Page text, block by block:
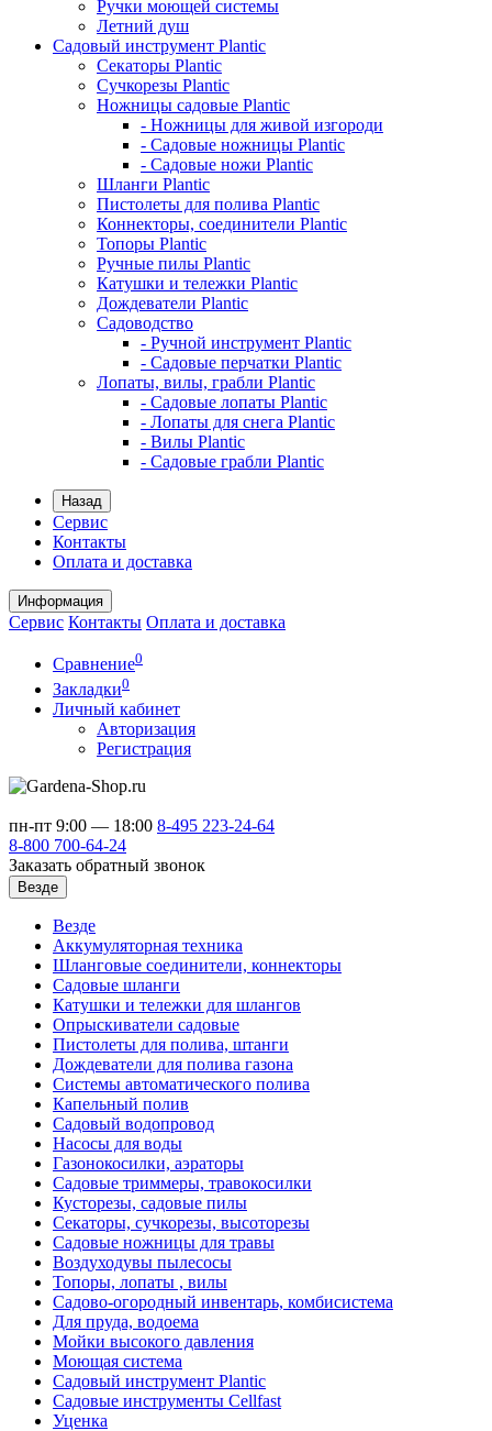
Ручки моющей системы
Летний душ
Садовый инструмент Plantic
Секаторы Plantic
Сучкорезы Plantic
Ножницы садовые Plantic
- Ножницы для живой изгороди
- Садовые ножницы Plantic
- Садовые ножи Plantic
Шланги Plantic
Пистолеты для полива Plantic
Коннекторы, соединители Plantic
Топоры Plantic
Ручные пилы Plantic
Катушки и тележки Plantic
Дождеватели Plantic
Садоводство
- Ручной инструмент Plantic
- Садовые перчатки Plantic
Лопаты, вилы, грабли Plantic
- Садовые лопаты Plantic
- Лопаты для снега Plantic
- Вилы Plantic
- Садовые грабли Plantic
Назад
Сервис
Контакты
Оплата и доставка
Информация
Сервис Контакты Оплата и доставка
Сравнение0
Закладки0
Личный кабинет
Авторизация
Регистрация
пн-пт 9:00 — 18:00 8-495 223-24-64
8-800 700-64-24
Заказать обратный звонок
Везде
Везде
Аккумуляторная техника
Шланговые соединители, коннекторы
Садовые шланги
Катушки и тележки для шлангов
Опрыскиватели садовые
Пистолеты для полива, штанги
Дождеватели для полива газона
Системы автоматического полива
Капельный полив
Садовый водопровод
Насосы для воды
Газонокосилки, аэраторы
Садовые триммеры, травокосилки
Кусторезы, садовые пилы
Секаторы, сучкорезы, высоторезы
Садовые ножницы для травы
Воздуходувы пылесосы
Топоры, лопаты , вилы
Садово-огородный инвентарь, комбисистема
Для пруда, водоема
Мойки высокого давления
Моющая система
Садовый инструмент Plantic
Садовые инструменты Cellfast
Уценка